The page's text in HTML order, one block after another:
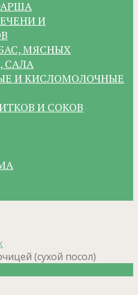
И
МЯСНЫХ
САЛА
И КИСЛОМОЛОЧНЫЕ
И СОКОВ
(сухой посол)